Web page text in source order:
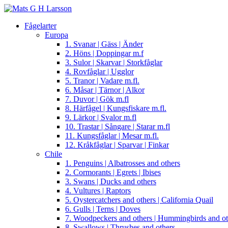
Fågelarter
Europa
1. Svanar | Gäss | Änder
2. Höns | Doppingar m.f
3. Sulor | Skarvar | Storkfåglar
4. Rovfåglar | Ugglor
5. Tranor | Vadare m.fl.
6. Måsar | Tärnor | Alkor
7. Duvor | Gök m.fl
8. Härfågel | Kungsfiskare m.fl.
9. Lärkor | Svalor m.fl
10. Trastar | Sångare | Starar m.fl
11. Kungsfåglar | Mesar m.fl.
12. Kråkfåglar | Sparvar | Finkar
Chile
1. Penguins | Albatrosses and others
2. Cormorants | Egrets | Ibises
3. Swans | Ducks and others
4. Vultures | Raptors
5. Oystercatchers and others | California Quail
6. Gulls | Terns | Doves
7. Woodpeckers and others | Hummingbirds and